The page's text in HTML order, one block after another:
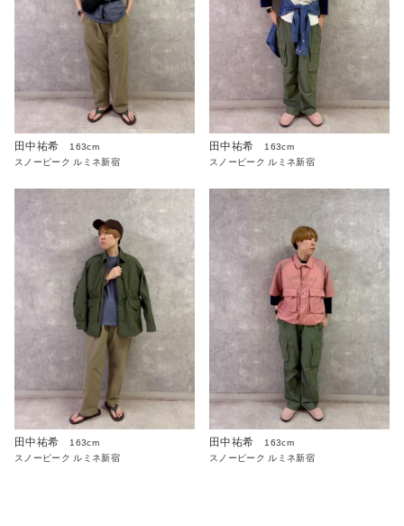
田中祐希
163cm
スノーピーク ルミネ新宿
田中祐希
163cm
スノーピーク ルミネ新宿
田中祐希
163cm
スノーピーク ルミネ新宿
田中祐希
163cm
スノーピーク ルミネ新宿